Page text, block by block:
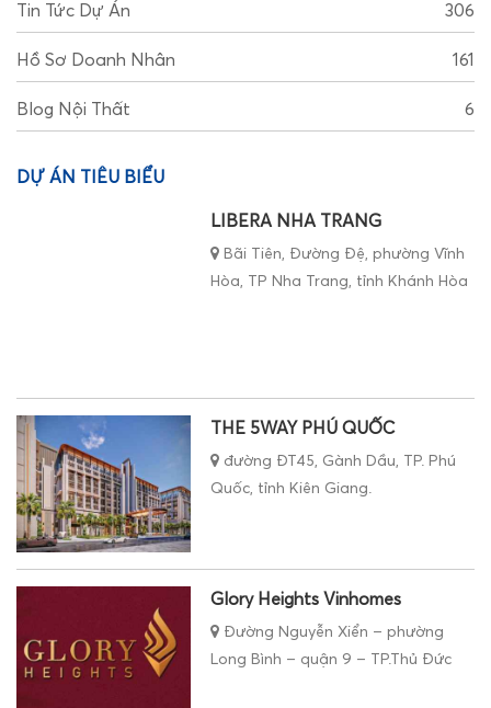
Tin Tức Dự Án 306
Hồ Sơ Doanh Nhân 161
Blog Nội Thất 6
DỰ ÁN TIÊU BIỂU
LIBERA NHA TRANG
Bãi Tiên, Đường Đệ, phường Vĩnh
Hòa, TP Nha Trang, tỉnh Khánh Hòa
đường ĐT45, Gành Dầu, TP. Phú
Quốc, tỉnh Kiên Giang.
Đường Nguyễn Xiển – phường
Long Bình – quận 9 – TP.Thủ Đức